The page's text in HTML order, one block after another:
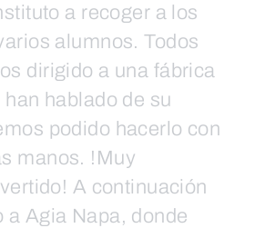
a recoger a los
alumnos. Todos
dirigido a una fábrica
hablado de su
podido hacerlo con
manos. !Muy
A continuación
a Agia Napa, donde